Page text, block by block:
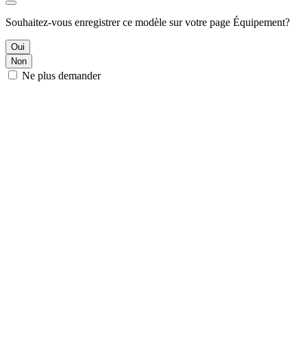
Souhaitez-vous enregistrer ce modèle sur votre page Équipement?
Oui
Non
Ne plus demander